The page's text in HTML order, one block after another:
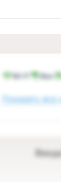
Wi-Fi Фен
Показать все